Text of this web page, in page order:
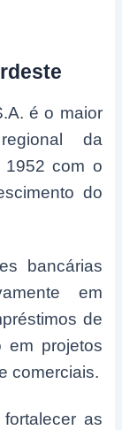
é o maior
da
1952 com o
do
bancárias
em
de
em projetos
comerciais.
as